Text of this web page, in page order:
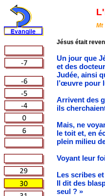
Mt
Jésus était
Un jour que
et des
Judée, ainsi
l’œuvre pour
Arrivent des
ils
Mais, ne
le toit et, en
plein milieu
Voyant leur
Les scribes
Il dit des
seul ? »